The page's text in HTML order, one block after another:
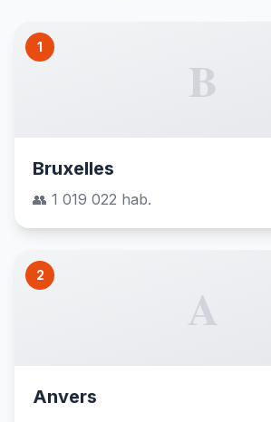
1
B
Bruxelles
👥 1 019 022 hab.
2
A
Anvers